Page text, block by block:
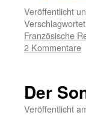
Veröffentlicht
Französische
2 Kommentare
Der
Veröffentlicht